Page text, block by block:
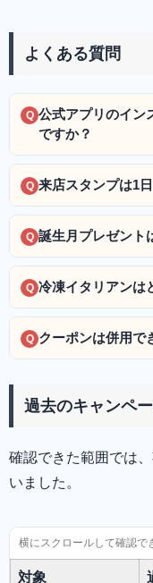
よくある質問
Q 公式アプリのイン
ですか？
Q 来店スタンプは1
Q 誕生月プレゼント
Q 冷凍イタリアンは
Q クーポンは併用で
過去のキャンペ
確認できた範囲では
いました。
対象